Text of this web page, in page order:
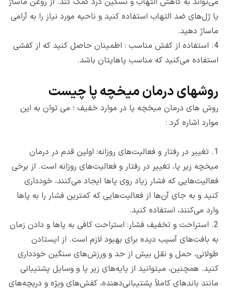
یا ژل‌های ضد التهاب استفاده کنید و ناحیه مورد نیاز را به آرامی
ماساژ دهید.
4. استفاده از کفش مناسب : اطمینان حاصل کنید که از کفشی
استفاده می‌کنید که مناسب پاهایتان باشد.
روشهای درمان میخچه پا چیست
روش های درمان میخچه پا در موارد خفیف ؛ می توان به این
موارد اشاره کرد :
1. تغییر در رفتار و فعالیت‌های روزانه: اولین قدم در درمان
میخچه زیر پا، تغییر در رفتار و فعالیت‌های روزانه است. از برخی
فعالیت‌هایی که فشار زیاد روی پاها ایجاد می‌کنند، خودداری
کنید و به جای آن‌ها از فعالیت‌هایی که کمترین فشار را به پاها
وارد می‌کنند، استفاده کنید.
2. استراحت و تخفیف فشار: استراحت کافی به پاها و دادن زمان
به بافت‌های آسیب دیده برای بهبود لازم است. از ایستادن
طولانی، حمل و نقل بیش از حد و ورزش‌های سنگین خودداری
کنید. همچنین، میتوانید از پایه‌های زیر پا و وسایل پشتیبانی
مانند باندهای کاملاً پشتیبانی‌دهنده، کفش‌های ویژه و دریچه‌های